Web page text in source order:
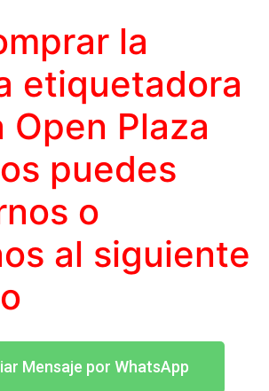
la
etiquetadora
Open Plaza
puedes
o
al siguiente
Mensaje por WhatsApp